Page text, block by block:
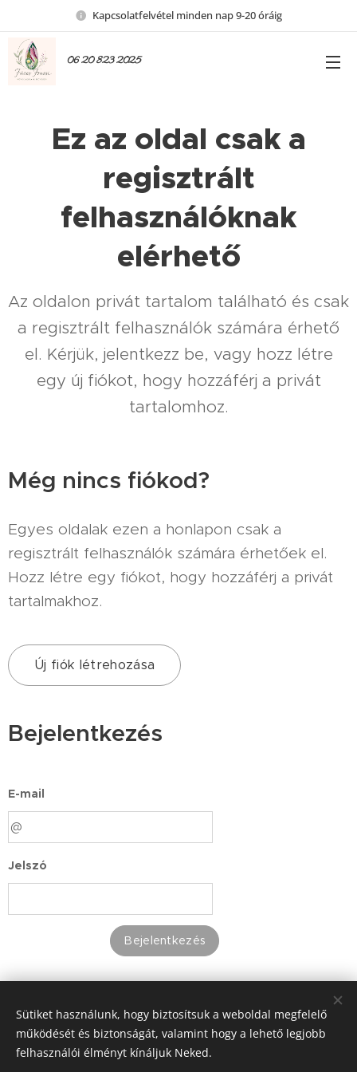
Kapcsolatfelvétel minden nap 9-20 óráig
06 20 823 2025
Ez az oldal csak a
regisztrált
felhasználóknak
elérhető
Az oldalon privát tartalom található és csak
a regisztrált felhasználók számára érhető
el. Kérjük, jelentkezz be, vagy hozz létre
egy új fiókot, hogy hozzáférj a privát
tartalomhoz.
Még nincs fiókod?
Egyes oldalak ezen a honlapon csak a
regisztrált felhasználók számára érhetőek el.
Hozz létre egy fiókot, hogy hozzáférj a privát
tartalmakhoz.
Új fiók létrehozása
Bejelentkezés
E-mail
Jelszó
Bejelentkezés
Sütiket használunk, hogy biztosítsuk a weboldal megfelelő
működését és biztonságát, valamint hogy a lehető legjobb
felhasználói élményt kínáljuk Neked.